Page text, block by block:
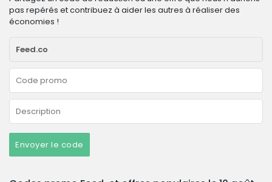
pas repérés et contribuez à aider les autres à réaliser des
économies !
Envoyer le code